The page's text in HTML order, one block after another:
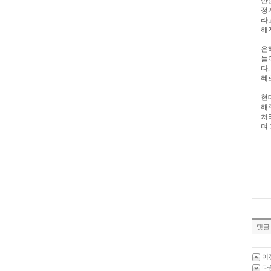
정
라
해
은
들
다.
혜
현
해
처
며
댓글
이
다